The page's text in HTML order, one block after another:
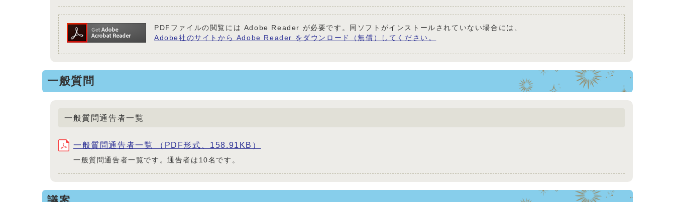
PDFファイルの閲覧には Adobe Reader が必要です。同ソフトがインストールされていない場合には、
Adobe社のサイトから Adobe Reader をダウンロード（無償）してください。
一般質問
一般質問通告者一覧
一般質問通告者一覧 （PDF形式、158.91KB）
一般質問通告者一覧です。通告者は10名です。